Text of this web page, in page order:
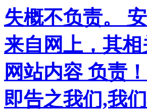
失概不负责。
来自网上，其
网站内容 负责
即告之我们,我